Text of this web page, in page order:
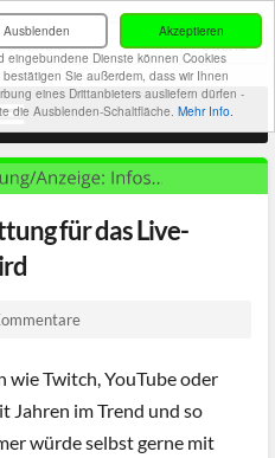
Akzeptieren
Ausblenden
eingebundene Dienste können Cookies
Sie außerdem, dass wir Ihnen
eines Drittanbieters ausliefern dürfen -
die Ausblenden-Schaltfläche. Mehr Info.
für das Live-
Twitch, YouTube oder
Jahren im Trend und so
würde selbst gerne mit